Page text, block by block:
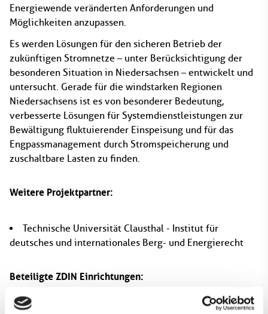
Energiewende veränderten Anforderungen und
Möglichkeiten anzupassen.
Es werden Lösungen für den sicheren Betrieb der
zukünftigen Stromnetze – unter Berücksichtigung der
besonderen Situation in Niedersachsen – entwickelt und
untersucht. Gerade für die windstarken Regionen
Niedersachsens ist es von besonderer Bedeutung,
verbesserte Lösungen für Systemdienstleistungen zur
Bewältigung fluktuierender Einspeisung und für das
Engpassmanagement durch Stromspeicherung und
zuschaltbare Lasten zu finden.
Weitere Projektpartner:
Technische Universität Clausthal - Institut für
deutsches und internationales Berg- und Energierecht
Beteiligte ZDIN Einrichtungen:
Carl von Ossietzky Universität Oldenburg
Deutsches Zentrum für Luft- und Raumfahrt (DLR)